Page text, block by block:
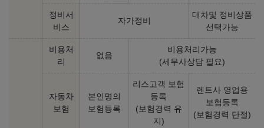
정비서
비스
자가정비
대차및 정비상품
선택가능
비용처
리
없음
비용처리가능
(세무사상담 필요)
자동차
보험
본인명의
보험등록
리스고객 보험
등록
(보험경력 유
지)
렌트사 영업용
보험등록
(보험경력 단절)